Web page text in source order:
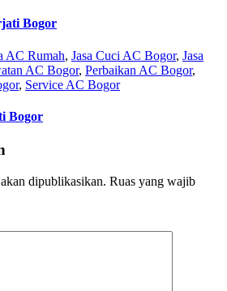
Bogor
AC Rumah, Jasa Cuci AC Bogor, Jasa
AC Bogor, Perbaikan AC Bogor,
, Service AC Bogor
Bogor
dipublikasikan. Ruas yang wajib